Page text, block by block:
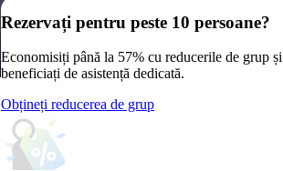
Rezervați pentru peste 10 persoane?
Economisiți până la 57% cu reducerile de grup și
beneficiați de asistență dedicată.
Obțineți reducerea de grup